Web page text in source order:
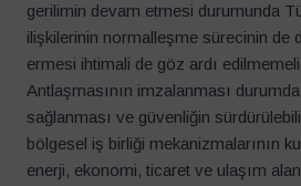
gerilimin devam etmesi durumunda
ilişkilerinin normalleşme sürecinin de
ermesi ihtimali de göz ardı
Antlaşmasının imzalanması
sağlanması ve güvenliğin
bölgesel iş birliği mekanizmalarının
enerji, ekonomi, ticaret ve ulaşım